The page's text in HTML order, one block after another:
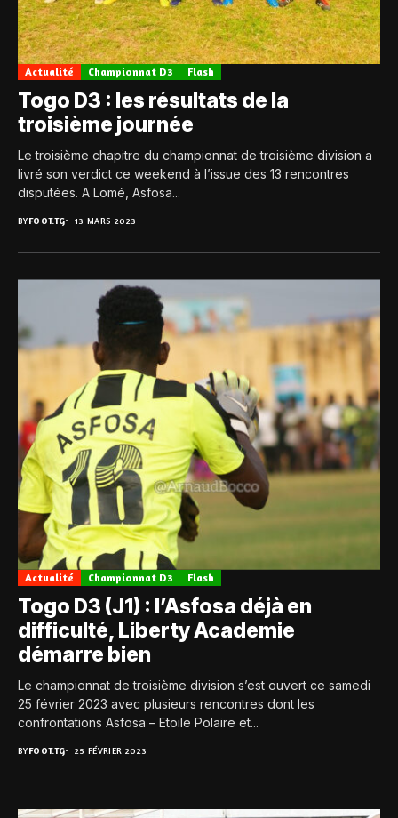
Actualité Championnat D3 Flash
Togo D3 : les résultats de la
troisième journée
Le troisième chapitre du championnat de troisième division a
livré son verdict ce weekend à l’issue des 13 rencontres
disputées. A Lomé, Asfosa...
BYFOOT.TG 13 MARS 2023
Actualité Championnat D3 Flash
Togo D3 (J1) : l’Asfosa déjà en
difficulté, Liberty Academie
démarre bien
Le championnat de troisième division s’est ouvert ce samedi
25 février 2023 avec plusieurs rencontres dont les
confrontations Asfosa – Etoile Polaire et...
BYFOOT.TG 25 FÉVRIER 2023